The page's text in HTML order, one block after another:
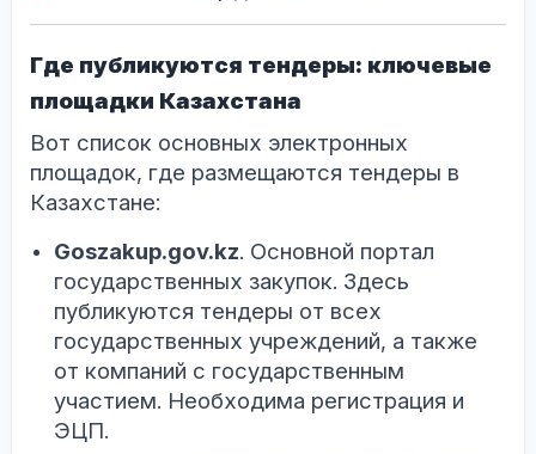
Где публикуются тендеры: ключевые
площадки Казахстана
Вот список основных электронных
площадок, где размещаются тендеры в
Казахстане:
Goszakup.gov.kz. Основной портал
государственных закупок. Здесь
публикуются тендеры от всех
государственных учреждений, а также
от компаний с государственным
участием. Необходима регистрация и
ЭЦП.